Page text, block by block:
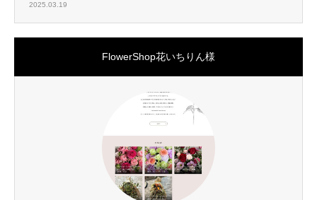
2025.03.19
FlowerShop花いちりん様